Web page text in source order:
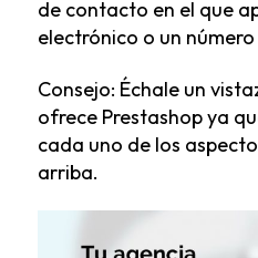
de contacto en el que
electrónico o un
Consejo: Échale un
ofrece Prestashop ya
cada uno de los
arriba.